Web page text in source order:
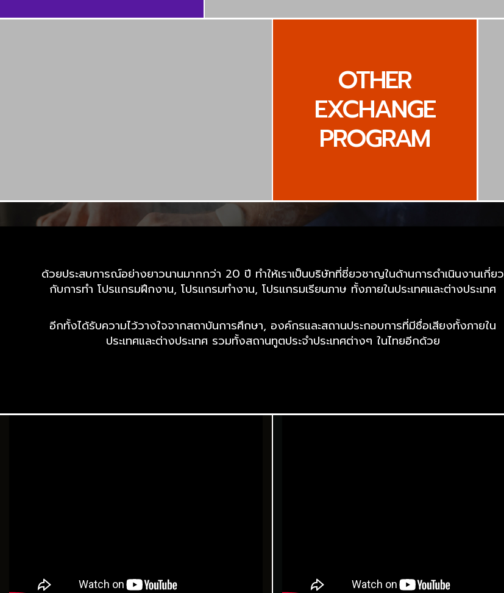
OTHER
EXCHANGE
PROGRAM
ด้วยประสบการณ์อย่างยาวนานมากกว่า 20 ปี ทำให้เราเป็นบริษัทที่ชี่ยวชาญในด้านการดำเนินงานเกี่ยว
กับการทำ โปรแกรมฝึกงาน, โปรแกรมทำงาน, โปรแกรมเรียนภาษ ทั้งภายในประเทศและต่างประเทศ
อีกทั้งได้รับความไว้วางใจจากสถาบันการศึกษา, องค์กรและสถานประกอบการที่มีชื่อเสียงทั้งภายใน
ประเทศและต่างประเทศ รวมทั้งสถานทูตประจำประเทศต่างๆ ในไทยอีกด้วย